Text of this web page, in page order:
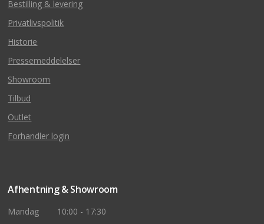
Bestilling & levering
Privatlivspolitik
Historie
Pressemeddelelser
Showroom
Tilbud
Outlet
Forhandler login
Afhentning & Showroom
Mandag
10:00 - 17:30